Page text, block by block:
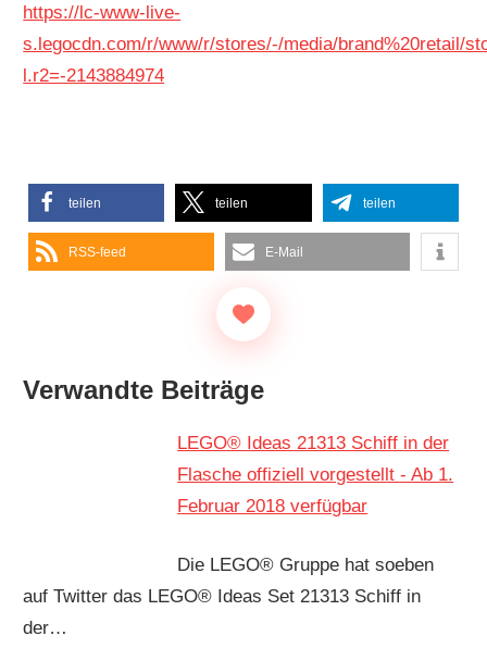
https://lc-www-live-
s.legocdn.com/r/www/r/stores/-/media/brand%20retail/
l.r2=-2143884974
teilen teilen teilen
RSS-feed E-Mail
Verwandte Beiträge
LEGO® Ideas 21313 Schiff in der
Flasche offiziell vorgestellt - Ab 1.
Februar 2018 verfügbar
Die LEGO® Gruppe hat soeben
auf Twitter das LEGO® Ideas Set 21313 Schiff in
der…